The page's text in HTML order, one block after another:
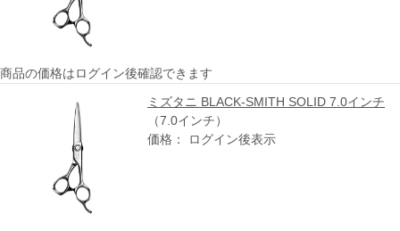
商品の価格はログイン後確認できます
ミズタニ BLACK-SMITH SOLID 7.0インチ
（7.0インチ）
価格： ログイン後表示